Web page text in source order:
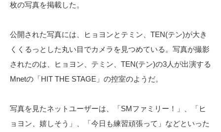
枚の写真を掲載した。
公開された写真には、ヒョヨンとテミン、TEN(テン)が大き
くくるっとした丸い目でカメラを見つめている。写真が撮影
されたのは、ヒョヨン、テミン、TEN(テン)の3人が出演する
Mnetの「HIT THE STAGE」の控室のようだ。
写真を見たネットユーザーは、「SMファミリー！」、「ヒ
ョヨン、嬉しそう」、「今日も練習頑張って」などといった